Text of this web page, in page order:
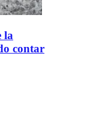
la
contar